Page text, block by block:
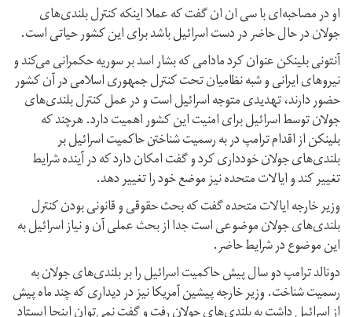
او در مصاحبه‌ای با سی ان ان گفت که عملا اینکه کنترل بلندی‌های
جولان در حال حاضر در دست اسرائیل باشد برای این کشور حیاتی است.
آنتونی بلینکن عنوان کرد مادامی که بشار اسد بر سوریه حکمرانی می‌کند و
نیروهای ایرانی و شبه نظامیان تحت کنترل جمهوری اسلامی در آن کشور
حضور دارند، تهدیدی متوجه اسرائیل است و در عمل کنترل بلندی‌های
جولان توسط اسرائیل برای امنیت این کشور اهمیت دارد. هرچند که
بلینکن از اقدام ترامپ در به رسمیت شناختن حاکمیت اسرائیل بر
بلندی‌های جولان خودداری کرد و گفت امکان دارد که در آینده شرایط
تغییر کند و ایالات متحده نیز موضع خود را تغییر دهد.
وزیر خارجه ایالات متحده گفت که بحث حقوقی و قانونی بودن کنترل
بلندی‌های جولان موضوعی است جدا از بحث عملی آن و نیاز اسرائیل به
این موضوع در شرایط حاضر.
دونالد ترامپ دو سال پیش حاکمیت اسرائیل را بر بلندی‌های جولان به
رسمیت شناخت. وزیر خارجه پیشین آمریکا نیز در دیداری که چند ماه پیش